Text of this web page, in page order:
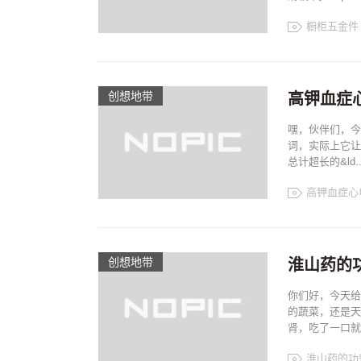
橱柜五金件
创想地带 高钾血症
嘿，伙伴们，
词，实际上它
总计超长的
高钾血症心
创想地带 淮山药的
你们好，今天
的蔬菜，还是
肾，吃了一口
淮山药的